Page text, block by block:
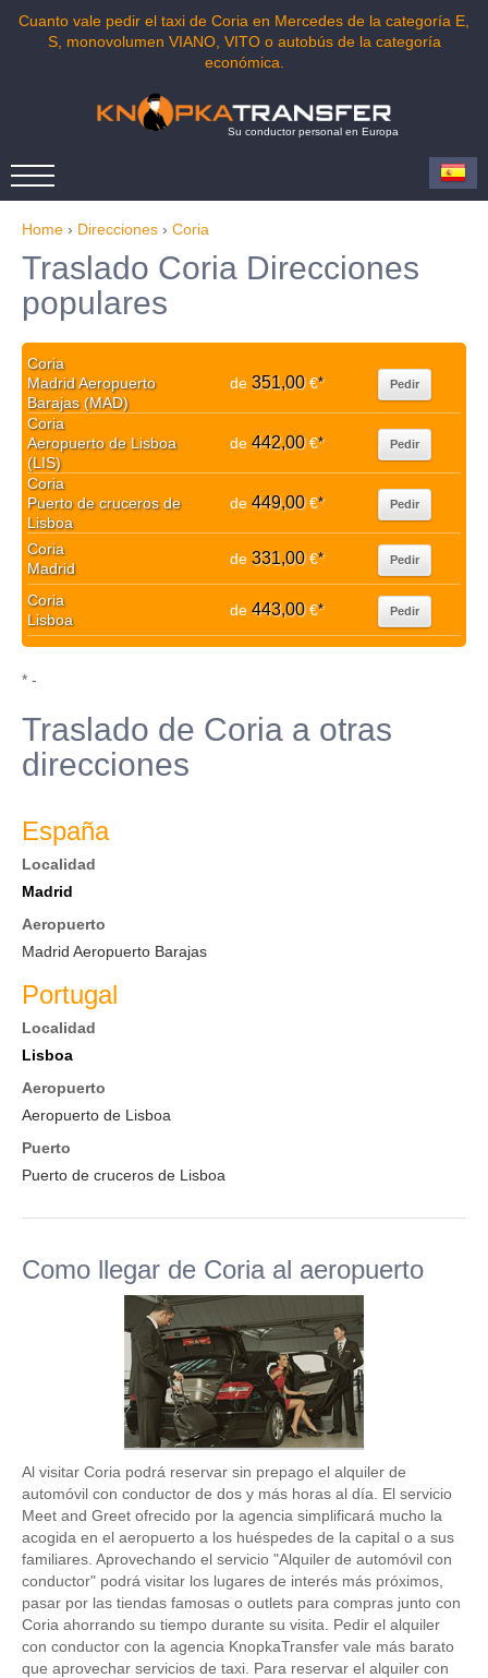
Cuanto vale pedir el taxi de Coria en Mercedes de la categoría E,
S, monovolumen VIANO, VITO o autobús de la categoría
económica.
Su conductor personal en Europa
Home › Direcciones › Coria
Traslado Coria Direcciones
populares
Coria
Madrid Aeropuerto
Barajas (MAD)
de 351,00€* Pedir
Coria
Aeropuerto de Lisboa
(LIS)
de 442,00€* Pedir
Coria
Puerto de cruceros de
Lisboa
de 449,00€* Pedir
Coria
Madrid
de 331,00€* Pedir
Coria
Lisboa
de 443,00€* Pedir
* -
Traslado de Coria a otras
direcciones
España
Localidad
Madrid
Aeropuerto
Madrid Aeropuerto Barajas
Portugal
Localidad
Lisboa
Aeropuerto
Aeropuerto de Lisboa
Puerto
Puerto de cruceros de Lisboa
Como llegar de Coria al aeropuerto
Al visitar Coria podrá reservar sin prepago el alquiler de
automóvil con conductor de dos y más horas al día. El servicio
Meet and Greet ofrecido por la agencia simplificará mucho la
acogida en el aeropuerto a los huéspedes de la capital o a sus
familiares. Aprovechando el servicio "Alquiler de automóvil con
conductor" podrá visitar los lugares de interés más próximos,
pasar por las tiendas famosas o outlets para compras junto con
Coria ahorrando su tiempo durante su visita. Pedir el alquiler
con conductor con la agencia KnopkaTransfer vale más barato
que aprovechar servicios de taxi. Para reservar el alquiler con